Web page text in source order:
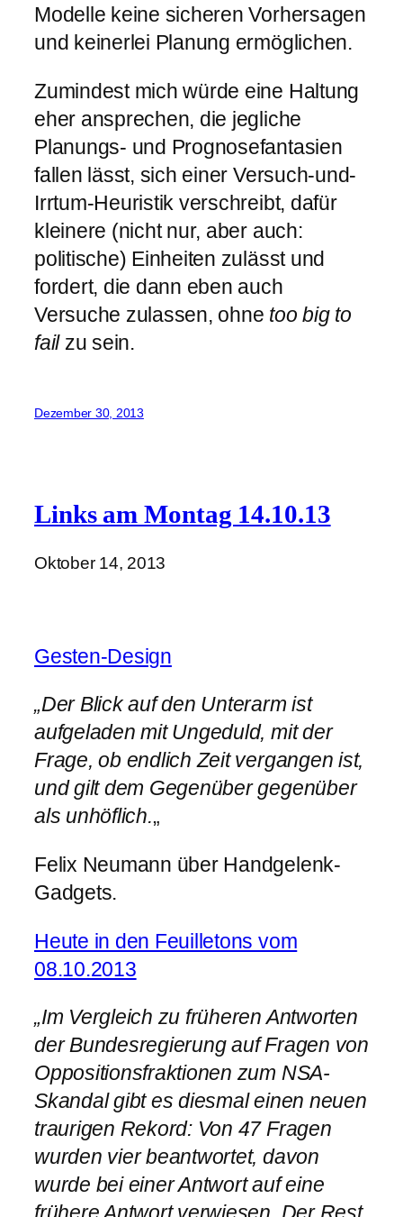
Modelle keine sicheren Vorhersagen
und keinerlei Planung ermöglichen.
Zumindest mich würde eine Haltung
eher ansprechen, die jegliche
Planungs- und Prognosefantasien
fallen lässt, sich einer Versuch-und-
Irrtum-Heuristik verschreibt, dafür
kleinere (nicht nur, aber auch:
politische) Einheiten zulässt und
fordert, die dann eben auch
Versuche zulassen, ohne too big to
failzu sein.
Dezember 30, 2013
Links am Montag 14.10.13
Oktober 14, 2013
Gesten-Design
„Der Blick auf den Unterarm ist
aufgeladen mit Ungeduld, mit der
Frage, ob endlich Zeit vergangen ist,
und gilt dem Gegenüber gegenüber
als unhöflich.„
Felix Neumann über Handgelenk-
Gadgets.
Heute in den Feuilletons vom
08.10.2013
„Im Vergleich zu früheren Antworten
der Bundesregierung auf Fragen von
Oppositionsfraktionen zum NSA-
Skandal gibt es diesmal einen neuen
traurigen Rekord: Von 47 Fragen
wurden vier beantwortet, davon
wurde bei einer Antwort auf eine